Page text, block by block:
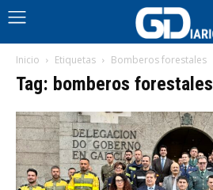
Inicio Etiquetas Bomberos forestales
Tag: bomberos forestales